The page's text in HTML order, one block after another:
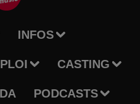
INFOS
CASTING
PODCASTS